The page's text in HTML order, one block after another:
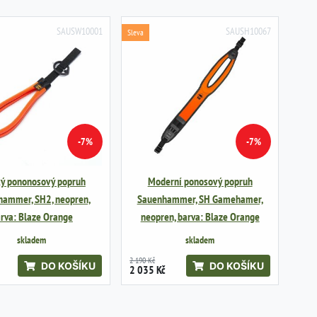
SAUSW10001
-7%
pononosový popruh
SH2, neopren,
Blaze Orange
skladem
DO KOŠÍKU
SAUSH10067
Sleva
-7%
Moderní ponosový popruh
Sauenhammer, SH Gamehamer,
neopren, barva: Blaze Orange
skladem
2 190 Kč
2 035 Kč DO KOŠÍKU